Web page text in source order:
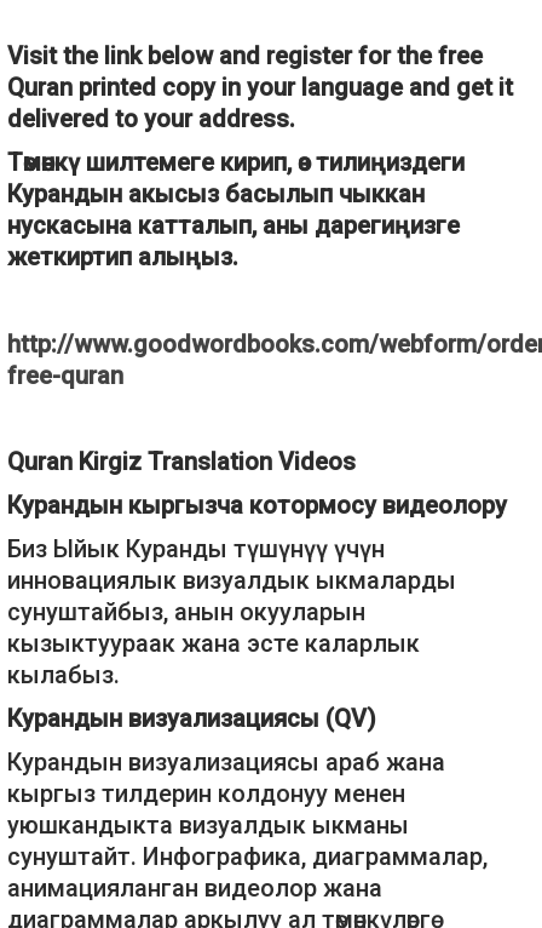
Visit the link below and register for the free
Quran printed copy in your language and get it
delivered to your address.
Төмөнкү шилтемеге кирип, өз тилиңиздеги
Курандын акысыз басылып чыккан
нускасына катталып, аны дарегиңизге
жеткиртип алыңыз.
http://www.goodwordbooks.com/webform/
free-quran
Quran Kirgiz Translation Videos
Курандын кыргызча котормосу видеолору
Биз Ыйык Куранды түшүнүү үчүн
инновациялык визуалдык ыкмаларды
сунуштайбыз, анын окууларын
кызыктуураак жана эсте каларлык
кылабыз.
Курандын визуализациясы (QV)
Курандын визуализациясы араб жана
кыргыз тилдерин колдонуу менен
уюшкандыкта визуалдык ыкманы
сунуштайт. Инфографика, диаграммалар,
анимацияланган видеолор жана
диаграммалар аркылуу ал төмөнкүлөргө